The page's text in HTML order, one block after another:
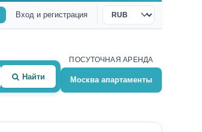
Вход и регистрация
Валюта
Найти
ПОСУТОЧНАЯ АРЕНДА
Москва апартаменты